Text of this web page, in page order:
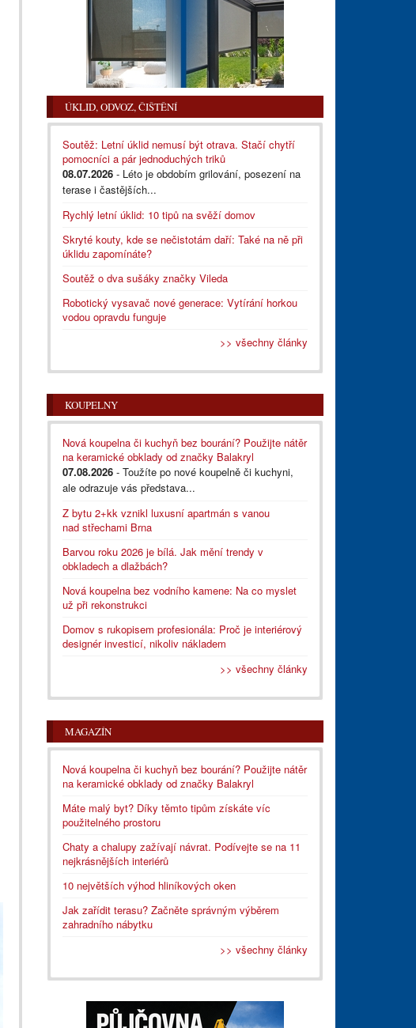
ÚKLID, ODVOZ, ČIŠTĚNÍ
Soutěž: Letní úklid nemusí být otrava. Stačí chytří
pomocníci a pár jednoduchých triků
08.07.2026 - Léto je obdobím grilování, posezení na
terase i častějších...
Rychlý letní úklid: 10 tipů na svěží domov
Skryté kouty, kde se nečistotám daří: Také na ně při
úklidu zapomínáte?
Soutěž o dva sušáky značky Vileda
Robotický vysavač nové generace: Vytírání horkou
vodou opravdu funguje
>> všechny články
KOUPELNY
Nová koupelna či kuchyň bez bourání? Použijte nátěr
na keramické obklady od značky Balakryl
07.08.2026 - Toužíte po nové koupelně či kuchyni,
ale odrazuje vás představa...
Z bytu 2+kk vznikl luxusní apartmán s vanou
nad střechami Brna
Barvou roku 2026 je bílá. Jak mění trendy v
obkladech a dlažbách?
Nová koupelna bez vodního kamene: Na co myslet
už při rekonstrukci
Domov s rukopisem profesionála: Proč je interiérový
designér investicí, nikoliv nákladem
>> všechny články
MAGAZÍN
Nová koupelna či kuchyň bez bourání? Použijte nátěr
na keramické obklady od značky Balakryl
Máte malý byt? Díky těmto tipům získáte víc
použitelného prostoru
Chaty a chalupy zažívají návrat. Podívejte se na 11
nejkrásnějších interiérů
10 největších výhod hliníkových oken
Jak zařídit terasu? Začněte správným výběrem
zahradního nábytku
>> všechny články